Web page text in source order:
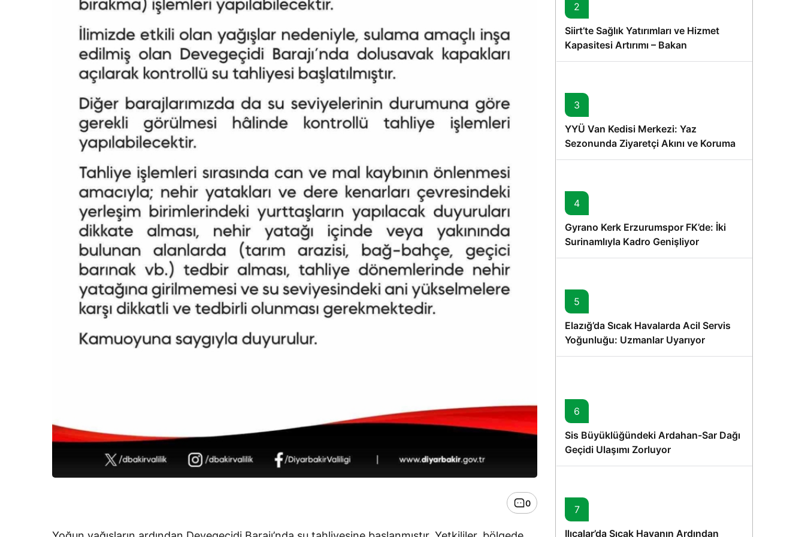
0
2
Siirt’te Sağlık Yatırımları ve Hizmet
Kapasitesi Artırımı – Bakan
Memişoğlu’nun Ziyareti
3
YYÜ Van Kedisi Merkezi: Yaz
Sezonunda Ziyaretçi Akını ve Koruma
Vurgusu
4
Gyrano Kerk Erzurumspor FK’de: İki
Surinamlıyla Kadro Genişliyor
5
Elazığ’da Sıcak Havalarda Acil Servis
Yoğunluğu: Uzmanlar Uyarıyor
6
Sis Büyüklüğündeki Ardahan-Sar Dağı
Geçidi Ulaşımı Zorluyor
7
Ilıcalar’da Sıcak Havanın Ardından